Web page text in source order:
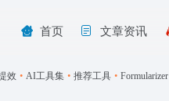
首页 文章资讯
效 • AI工具集 • 推荐工具 • Formularizer